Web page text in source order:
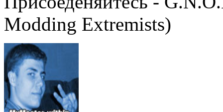
Modding Extremists)